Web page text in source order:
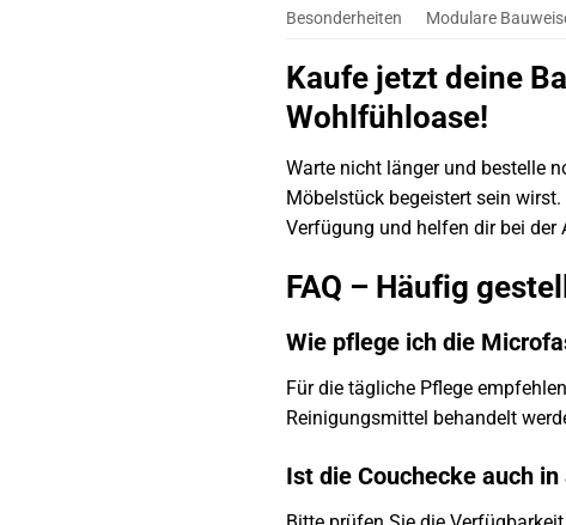
Besonderheiten
Modulare
Kaufe jetzt deine
Wohlfühloase!
Warte nicht länger und bestelle
Möbelstück begeistert sein
Verfügung und helfen dir bei der
FAQ – Häufig
Wie pflege ich die
Für die tägliche Pflege
Reinigungsmittel behandelt
Ist die Couchecke auch